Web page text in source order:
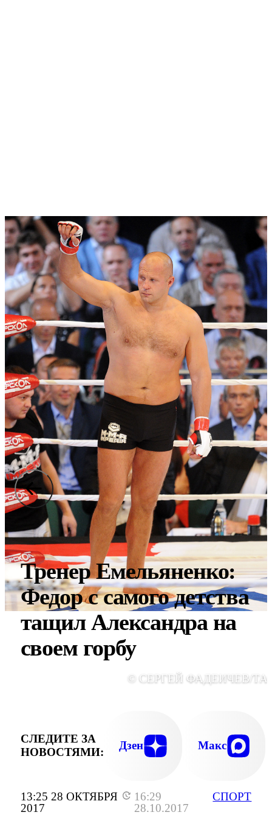
13:25 28 ОКТЯБРЯ
2017
16:29
28.10.2017
СПОРТ
Тренер Емельяненко:
Федор с самого детства
тащил Александра на
своем горбу
© СЕРГЕЙ ФАДЕИЧЕВ/
СЛЕДИТЕ ЗА
НОВОСТЯМИ:
Дзен Макс